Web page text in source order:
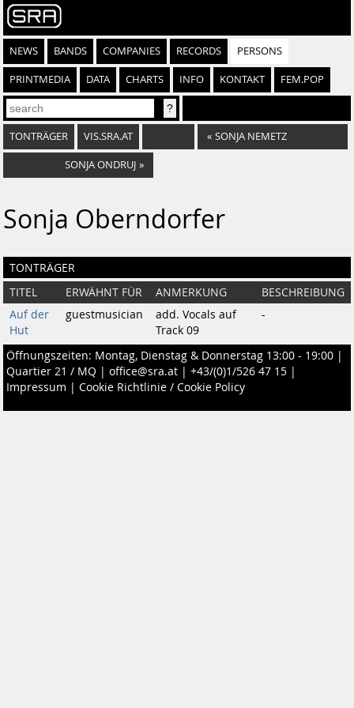
NEWS BANDS COMPANIES RECORDS PERSONS
PRINTMEDIA DATA CHARTS INFO KONTAKT FEM.POP
TONTRÄGER VIS.SRA.AT « SONJA NEMETZ
SONJA ONDRUJ »
Sonja Oberndorfer
TONTRÄGER
TITEL ERWÄHNT FÜR ANMERKUNG
BESCHREIBUNG
Auf der
Hut
guestmusician
add. Vocals auf
Track 09
-
Öffnungszeiten: Montag, Dienstag & Donnerstag 13:00 - 19:00 |
Quartier 21 / MQ | office@sra.at | +43/(0)1/526 47 15 |
Impressum | Cookie Richtlinie / Cookie Policy